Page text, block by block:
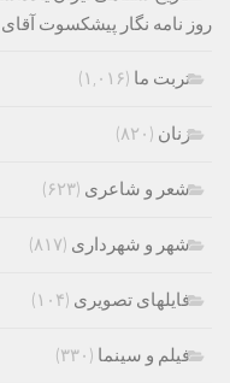
روز نامه نگار پیشکسوت
تربت ما (۱,۰۱۶)
زنان (۸۲۰)
شعر و شاعری (۶۲۳)
شهر و شهرداری (۸۱۷)
فایلهای تصویری (۱۰۴)
فیلم و سینما (۳۳۰)